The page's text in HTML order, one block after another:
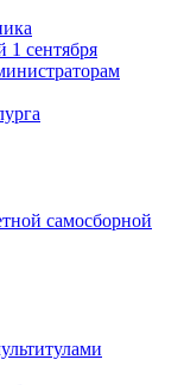
1 сентября
самосборной